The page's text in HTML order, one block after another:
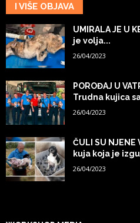
I VIŠE OBJAVA
UMIRALA JE U
je volja...
26/04/2023
POROĐAJ U
Trudna kujica
26/04/2023
ČULI SU
kuja koja je
26/04/2023